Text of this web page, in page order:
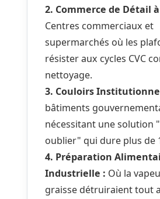
2. Commerce de Détail
Centres commerciaux et
supermarchés où les
résister aux cycles CVC
nettoyage.
3. Couloirs
bâtiments
nécessitant une solution
oublier" qui dure plus de
4. Préparation
Industrielle : Où la
graisse détruiraient tout